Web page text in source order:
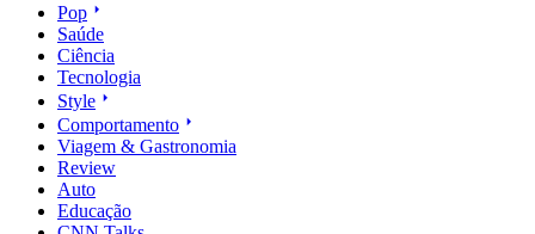
Pop
Saúde
Ciência
Tecnologia
Style
Comportamento
Viagem & Gastronomia
Review
Auto
Educação